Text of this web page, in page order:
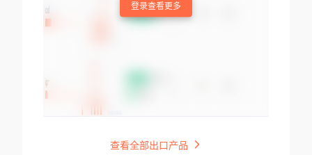
登录查看更多
查看全部出口产品